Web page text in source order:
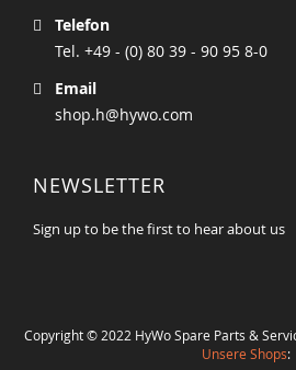
Telefon
Tel. +49 - (0) 80 39 - 90 95 8-0
Email
shop.h@hywo.com
NEWSLETTER
Sign up to be the first to hear about us
Copyright © 2022 HyWo Spare Parts &
Unsere Shops: